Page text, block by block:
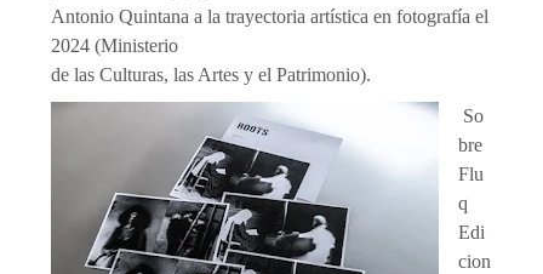
Antonio Quintana a la trayectoria artística en fotografía el
2024 (Ministerio
de las Culturas, las Artes y el Patrimonio).
So
bre
Flu
q
Edi
cion